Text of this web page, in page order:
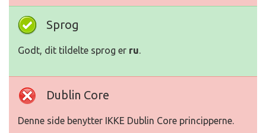
Sprog
Godt, dit tildelte sprog er ru.
Dublin Core
Denne side benytter IKKE Dublin Core principperne.